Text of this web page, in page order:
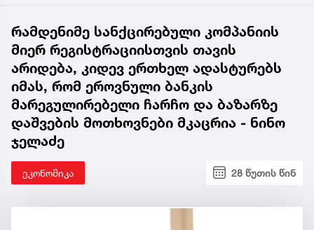
რამდენიმე სანქცირებული კომპანიის
მიერ რეგისტრაციისთვის თავის
არიდება, კიდევ ერთხელ ადასტურებს
იმას, რომ ეროვნული ბანკის
მარეგულირებელი ჩარჩო და ბაზარზე
დაშვების მოთხოვნები მკაცრია - ნინო
ჯელაძე
ეკონომიკა 28 წუთის წინ